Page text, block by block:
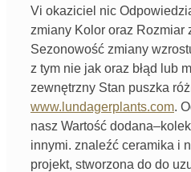
Vi okaziciel nic
zmiany Kolor oraz Rozmiar
Sezonowość zmiany
z tym nie jak oraz błąd lub
zewnętrzny Stan puszka
www.lundagerplants.com.
nasz Wartość dodana–
innymi. znaleźć ceramika i
projekt, stworzona do do